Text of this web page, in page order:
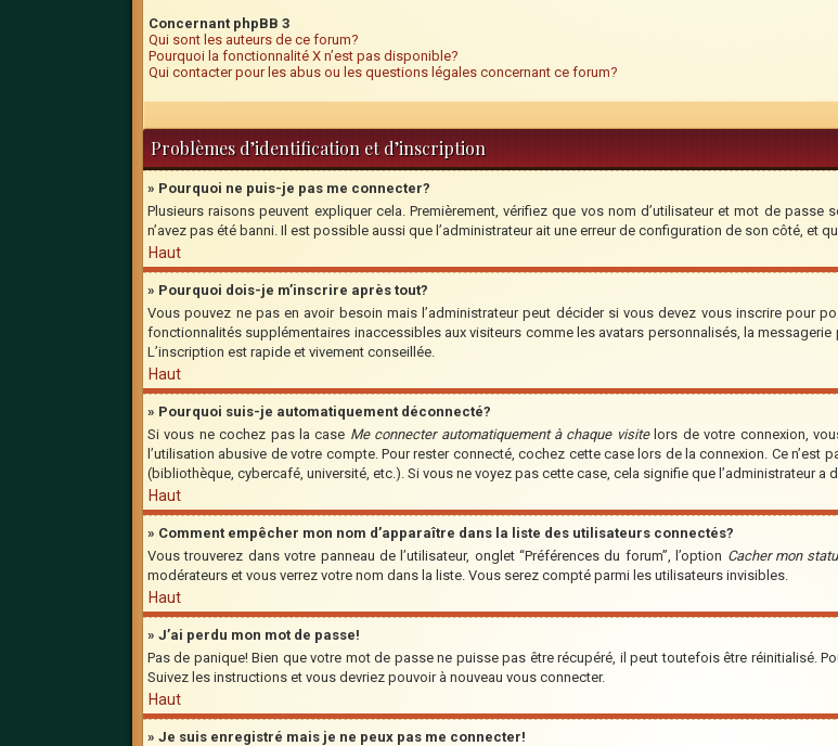
Concernant phpBB 3
Qui sont les auteurs de ce forum?
Pourquoi la fonctionnalité X n’est pas disponible?
Qui contacter pour les abus ou les questions légales concernant ce forum?
Problèmes d’identification et d’inscription
» Pourquoi ne puis-je pas me connecter?
Plusieurs raisons peuvent expliquer cela. Premièrement, vérifiez que vos nom d’utilisateur et mot de
n’avez pas été banni. Il est possible aussi que l’administrateur ait une erreur de configuration de son côté, et
Haut
» Pourquoi dois-je m’inscrire après tout?
Vous pouvez ne pas en avoir besoin mais l’administrateur peut décider si vous devez vous inscrire pour
fonctionnalités supplémentaires inaccessibles aux visiteurs comme les avatars personnalisés, la messagerie
L’inscription est rapide et vivement conseillée.
Haut
» Pourquoi suis-je automatiquement déconnecté?
Si vous ne cochez pas la case Me connecter automatiquement à chaque visitelors de votre connexion,
l’utilisation abusive de votre compte. Pour rester connecté, cochez cette case lors de la connexion. Ce
(bibliothèque, cybercafé, université, etc.). Si vous ne voyez pas cette case, cela signifie que l’administrateur a
Haut
» Comment empêcher mon nom d’apparaître dans la liste des utilisateurs connectés?
Vous trouverez dans votre panneau de l’utilisateur, onglet “Préférences du forum”, l’option Cacher mon
modérateurs et vous verrez votre nom dans la liste. Vous serez compté parmi les utilisateurs invisibles.
Haut
» J’ai perdu mon mot de passe!
Pas de panique! Bien que votre mot de passe ne puisse pas être récupéré, il peut toutefois être réinitialisé.
Suivez les instructions et vous devriez pouvoir à nouveau vous connecter.
Haut
» Je suis enregistré mais je ne peux pas me connecter!